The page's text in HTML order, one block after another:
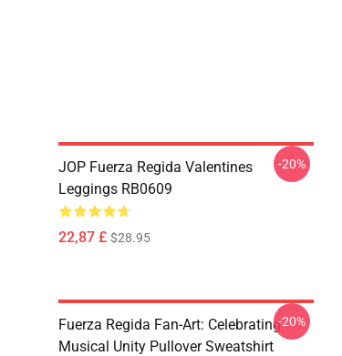
JOP Fuerza Regida Valentines
Leggings RB0609
22,87 £ $28.95
-20%
Fuerza Regida Fan-Art: Celebrating
Musical Unity Pullover Sweatshirt
-20%